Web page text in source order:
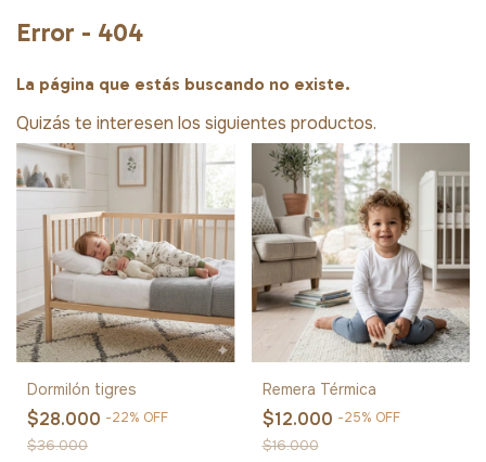
Error - 404
La página que estás buscando no existe.
Quizás te interesen los siguientes productos.
Dormilón tigres
$28.000 -22% OFF
$36.000
Remera Térmica
$12.000 -25% OFF
$16.000